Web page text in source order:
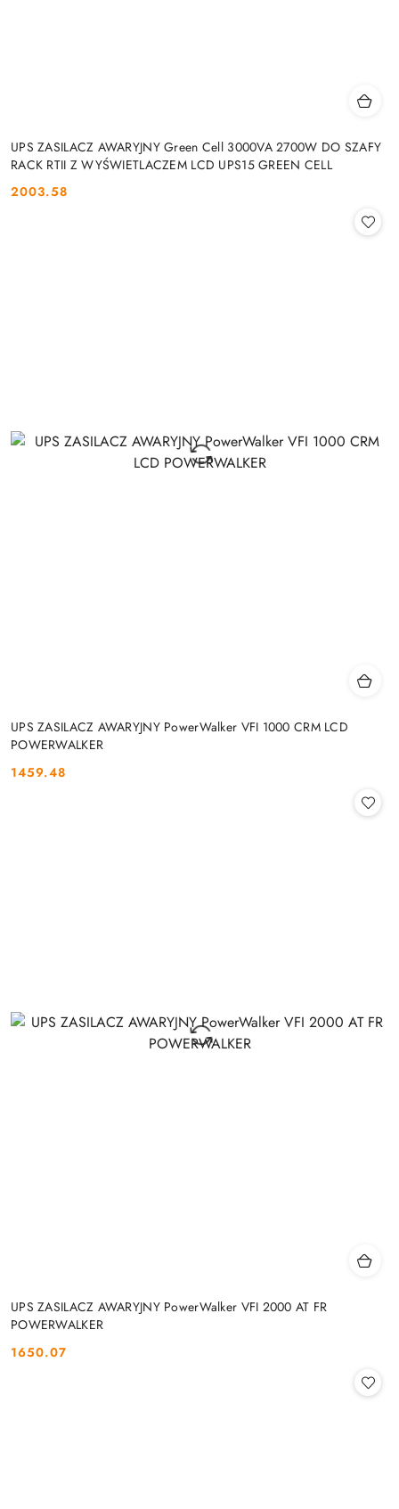
UPS ZASILACZ AWARYJNY Green Cell 3000VA 2700W DO SZAFY
RACK RTII Z WYŚWIETLACZEM LCD UPS15 GREEN CELL
Cena:
2003.58
UPS ZASILACZ AWARYJNY PowerWalker VFI 1000 CRM LCD
POWERWALKER
Cena:
1459.48
UPS ZASILACZ AWARYJNY PowerWalker VFI 2000 AT FR
POWERWALKER
Cena:
1650.07